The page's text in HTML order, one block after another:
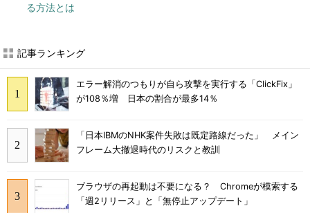
る方法とは
記事ランキング
エラー解消のつもりが自ら攻撃を実行する「ClickFix」
が108％増 日本の割合が最多14％
「日本IBMのNHK案件失敗は既定路線だった」 メイン
フレーム大撤退時代のリスクと教訓
ブラウザの再起動は不要になる？ Chromeが模索する
「週2リリース」と「無停止アップデート」